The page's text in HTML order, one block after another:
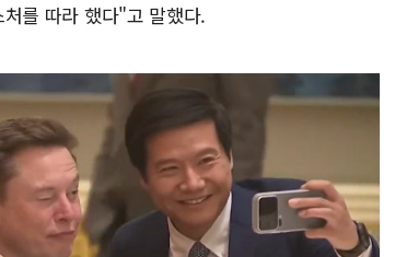
를 따라 했다"고 말했다.